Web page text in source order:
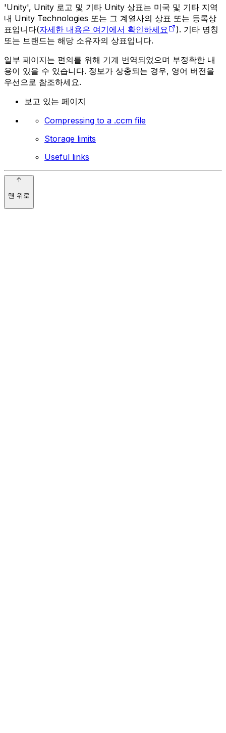
'Unity', Unity 로고 및 기타 Unity 상표는 미국 및 기타 지역
내 Unity Technologies 또는 그 계열사의 상표 또는 등록상
표입니다(자세한 내용은 여기에서 확인하세요
). 기타 명칭
또는 브랜드는 해당 소유자의 상표입니다.
일부 페이지는 편의를 위해 기계 번역되었으며 부정확한 내
용이 있을 수 있습니다. 정보가 상충되는 경우, 영어 버전을
우선으로 참조하세요.
보고 있는 페이지
Compressing to a .ccm file
Storage limits
Useful links
맨 위로